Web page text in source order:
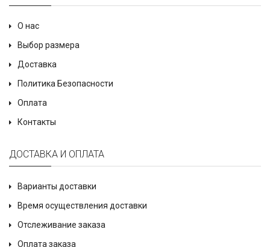
О нас
Выбор размера
Доставка
Политика Безопасности
Оплата
Контакты
ДОСТАВКА И ОПЛАТА
Варианты доставки
Время осуществления доставки
Отслеживание заказа
Оплата заказа